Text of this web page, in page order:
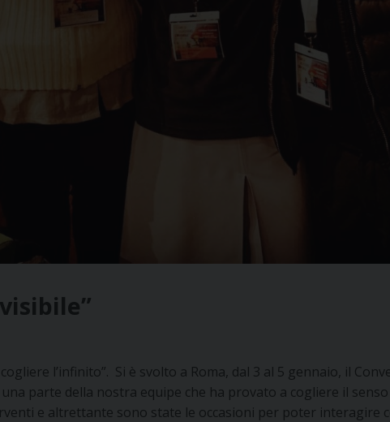
l’infinito”. Si è svolto a Roma, dal 3 al 5 gennaio, il
una parte della nostra equipe che ha provato a cogliere il
e altrettante sono state le occasioni per poter